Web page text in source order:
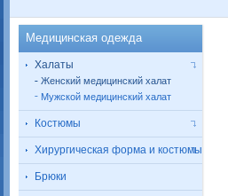
Медицинская одежда
Халаты
Женский медицинский халат
Мужской медицинский халат
Костюмы
Хирургическая форма и костюмы
Брюки